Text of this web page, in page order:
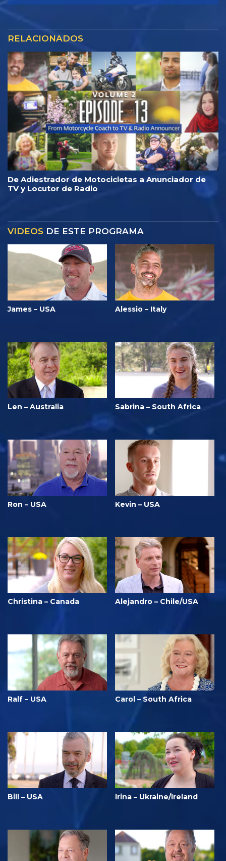
RELACIONADOS
De Adiestrador de Motocicletas a Anunciador de
TV y Locutor de Radio
VIDEOS DE ESTE PROGRAMA
James – USA Alessio – Italy
Len – Australia Sabrina – South Africa
Ron – USA Kevin – USA
Christina – Canada Alejandro – Chile/USA
Ralf – USA Carol – South Africa
Bill – USA Irina – Ukraine/Ireland